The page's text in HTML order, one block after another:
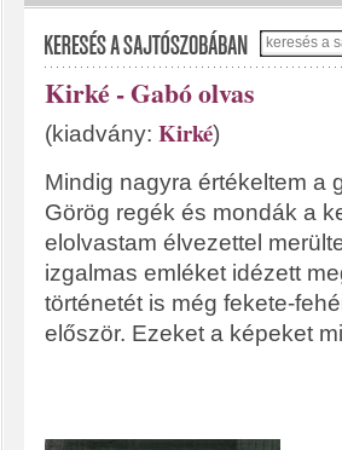
Kirké - Gabó olvas
(kiadvány: Kirké)
Mindig nagyra értékeltem a
Görög regék és mondák a
elolvastam élvezettel
izgalmas emléket idézett
történetét is még fekete-
először. Ezeket a képeket